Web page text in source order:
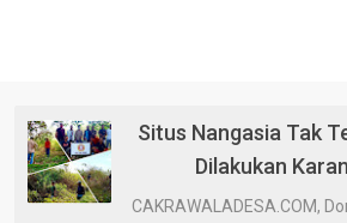
Situs Nangasia Tak
Dilakukan
CAKRAWALADESA.COM,